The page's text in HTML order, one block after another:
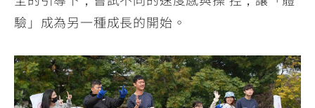
驗」成為另一種成長的開始。